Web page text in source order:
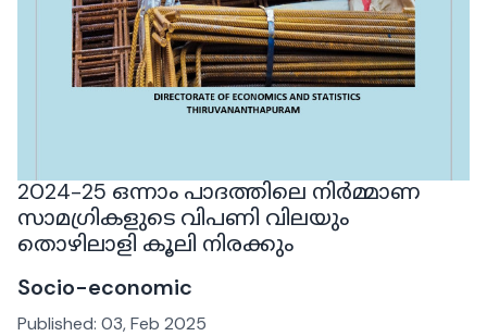
2024-25 ഒന്നാം പാദത്തിലെ നിർമ്മാണ
സാമഗ്രികളുടെ വിപണി വിലയും
തൊഴിലാളി കൂലി നിരക്കും
Socio-economic
Published: 03, Feb 2025